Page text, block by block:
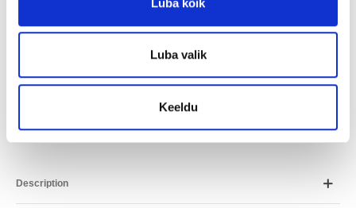
Luba valik
Keeldu
ESTO 142.25€ / month
Inbank
157.71€ / month
Description